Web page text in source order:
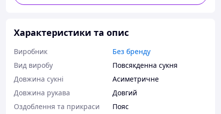
Характеристики та опис
Виробник
Без бренду
Вид виробу
Повсякденна сукня
Довжина сукні
Асиметричне
Довжина рукава
Довгий
Оздоблення та прикраси
Пояс